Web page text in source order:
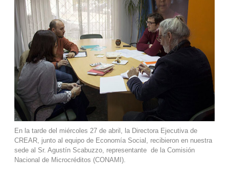
En la tarde del miércoles 27 de abril, la Directora Ejecutiva de
CREAR, junto al equipo de Economía Social, recibieron en nuestra
sede al Sr. Agustín Scabuzzo, representante de la Comisión
Nacional de Microcréditos (CONAMI).